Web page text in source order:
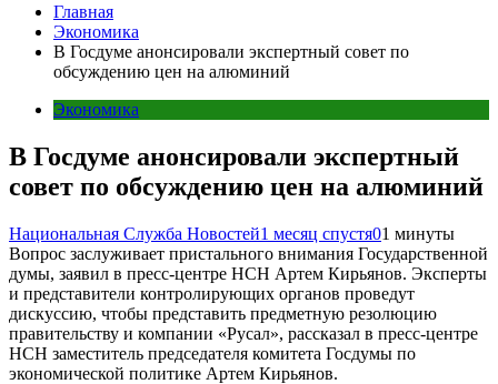
Главная
Экономика
В Госдуме анонсировали экспертный совет по
обсуждению цен на алюминий
Экономика
В Госдуме анонсировали экспертный
совет по обсуждению цен на алюминий
Национальная Служба Новостей1 месяц спустя01 минуты
Вопрос заслуживает пристального внимания Государственной
думы, заявил в пресс-центре НСН Артем Кирьянов. Эксперты
и представители контролирующих органов проведут
дискуссию, чтобы представить предметную резолюцию
правительству и компании «Русал», рассказал в пресс-центре
НСН заместитель председателя комитета Госдумы по
экономической политике Артем Кирьянов.